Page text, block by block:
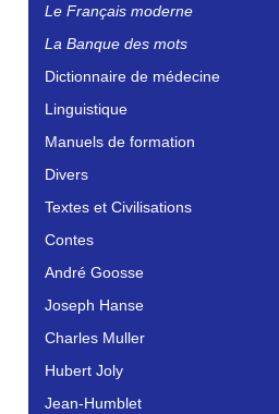
Le Français moderne
La Banque des mots
Dictionnaire de médecine
Linguistique
Manuels de formation
Divers
Textes et Civilisations
Contes
André Goosse
Joseph Hanse
Charles Muller
Hubert Joly
Jean-Humblet